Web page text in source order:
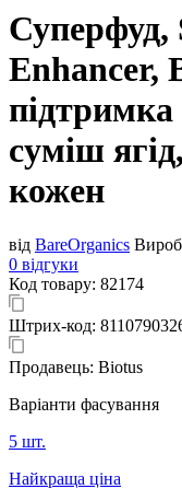
Суперфуд,
Enhancer,
підтримка
суміш
кожен
від BareOrganics
0 відгуки
Код товару: 82174
Штрих-код:
Продавець: Biotus
Варіанти фасування
5 шт.
Найкраща ціна